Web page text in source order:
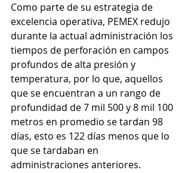
Como parte de su estrategia de
excelencia operativa, PEMEX redujo
durante la actual administración los
tiempos de perforación en campos
profundos de alta presión y
temperatura, por lo que, aquellos
que se encuentran a un rango de
profundidad de 7 mil 500 y 8 mil 100
metros en promedio se tardan 98
días, esto es 122 días menos que lo
que se tardaban en
administraciones anteriores.